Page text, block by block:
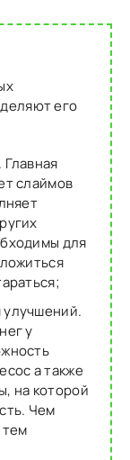
его
слаймов
для
у
а также
на которой
Чем